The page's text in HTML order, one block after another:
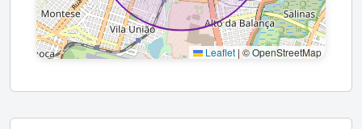
Leaflet |© OpenStreetMap